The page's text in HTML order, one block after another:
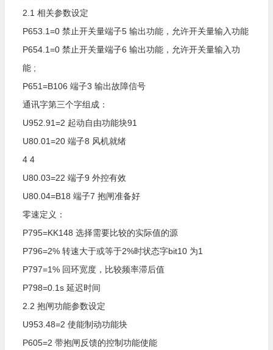
2.1 相关参数设定
P653.1=0 禁止开关量端子5 输出功能，允许开关量输入功能
P654.1=0 禁止开关量端子6 输出功能，允许开关量输入功
能 ;
P651=B106 端子3 输出故障信号
通讯字第三个字组成：
U952.91=2 起动自由功能块91
U80.01=20 端子8 风机就绪
4 4
U80.03=22 端子9 外控有效
U80.04=B18 端子7 抱闸准备好
零速定义：
P795=KK148 选择需要比较的实际值的源
P796=2% 转速大于或等于2%时状态字bit10 为1
P797=1% 回环宽度，比较频率滞后值
P798=0.1s 延迟时间
2.2 抱闸功能参数设定
U953.48=2 使能制动功能块
P605=2 带抱闸反馈的控制功能使能